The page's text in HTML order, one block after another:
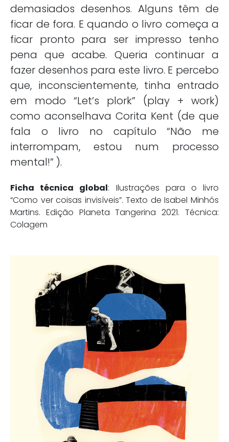
demasiados desenhos. Alguns têm de
ficar de fora. E quando o livro começa a
ficar pronto para ser impresso tenho
pena que acabe. Queria continuar a
fazer desenhos para este livro. E percebo
que, inconscientemente, tinha entrado
em modo “Let’s plork” (play + work)
como aconselhava Corita Kent (de que
fala o livro no capítulo “Não me
interrompam, estou num processo
mental!” ).
Ficha técnica global: Ilustrações para o livro
“Como ver coisas invisíveis”. Texto de Isabel Minhós
Martins. Edição Planeta Tangerina 2021. Técnica:
Colagem